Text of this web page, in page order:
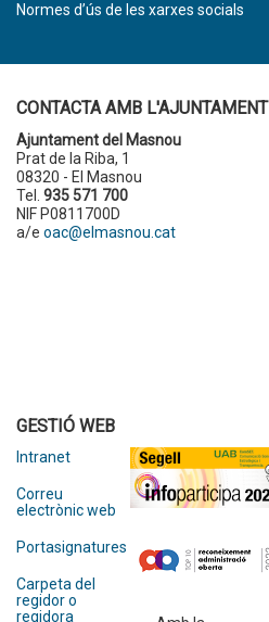
Normes d’ús de les xarxes socials
CONTACTA AMB L'AJUNTAMENT
Ajuntament del Masnou
Prat de la Riba, 1
08320 - El Masnou
Tel. 935 571 700
NIF P0811700D
a/e oac@elmasnou.cat
GESTIÓ WEB
Intranet
Correu
electrònic web
Portasignatures
Carpeta del
regidor o
regidora